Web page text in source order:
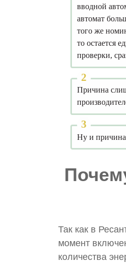
вводной
автомат
того же
то остается
проверки,
Причина
Ну и причина
Так как в
момент
количества